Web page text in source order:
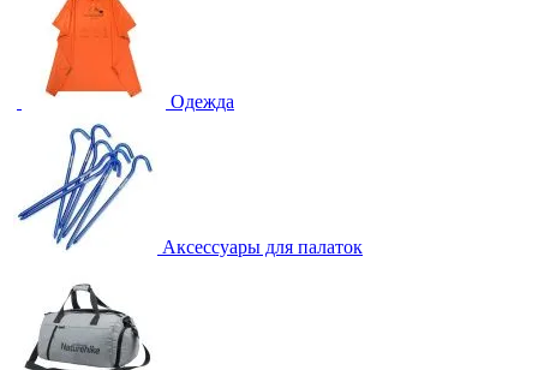
Одежда
Аксессуары для палаток